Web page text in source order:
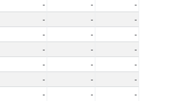
- -
-
- -
-
- -
-
- -
-
- -
-
- -
-
- -
-